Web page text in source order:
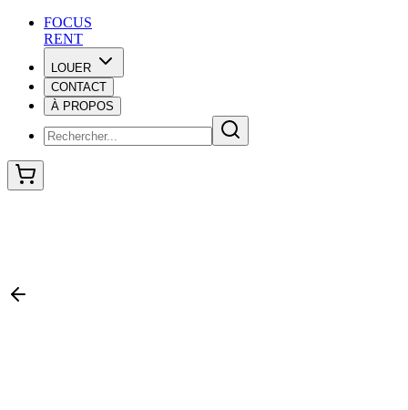
FOCUS
RENT
LOUER
CONTACT
À PROPOS
C
S
RENT